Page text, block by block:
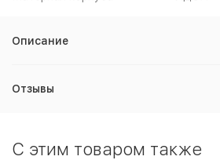
Описание
Отзывы
C этим товаром также